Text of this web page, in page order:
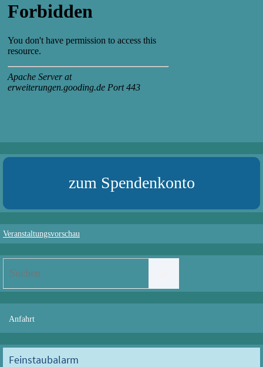
zum Spendenkonto
Veranstaltungsvorschau
Anfahrt
Feinstaubalarm